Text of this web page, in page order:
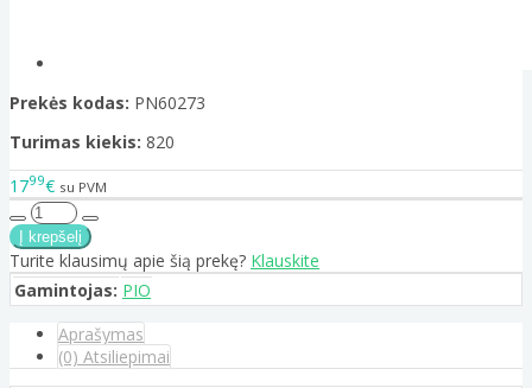
Prekės kodas: PN60273
Turimas kiekis: 820
1799€ su PVM
Turite klausimų apie šią prekę? Klauskite
Gamintojas: PIO
Aprašymas
(0) Atsiliepimai